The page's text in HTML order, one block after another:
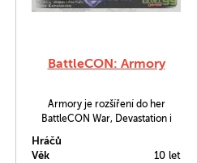
BattleCON: Armory
Armory je rozšíření do her
BattleCON War, Devastation i
si své bojovníky přesně na míru a
Hráčů
Věk
10 let